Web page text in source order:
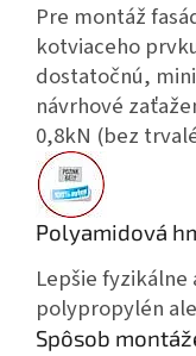
Pre montáž
kotviaceho
dostatočnú,
návrhové
0,8kN (bez
Polyamidová
Lepšie
polypropylén
Spôsob